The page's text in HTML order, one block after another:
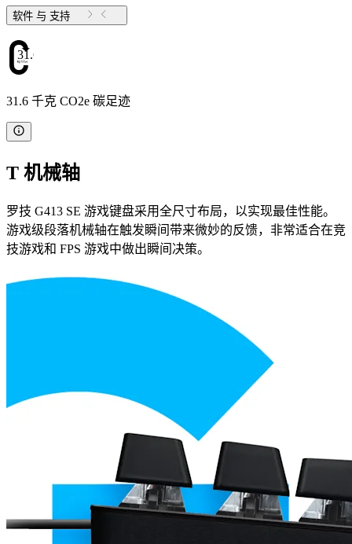
软件 与 支持
31.6
31.6 千克 CO2e 碳足迹
T 机械轴
罗技 G413 SE 游戏键盘采用全尺寸布局，以实现最佳性能。
游戏级段落机械轴在触发瞬间带来微妙的反馈，非常适合在竞
技游戏和 FPS 游戏中做出瞬间决策。